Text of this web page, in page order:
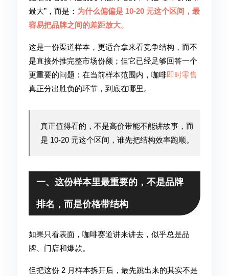
最大”，而是： 为什么偏偏是 10-20 元这个区间，最
容易把品牌之间的差距放大。
这是一份渠道样本，更适合拿来看竞争结构，而不
是直接外推完整市场份额；但它已经足够回答一个
更重要的问题：在当前样本范围内，咖啡即时零售
真正分出胜负的环节，到底在哪里。
真正值得看的，不是高价带能不能讲故事，而
是 10-20 元这个区间，谁先把结构效率跑顺。
一、这份样本里最重要的，不是品牌
排名，而是价格带结构
如果只看表面，咖啡赛道讲来讲去，似乎总是品
牌、门店和爆款。
但把这份 2 月样本拆开后，最先跳出来的其实不是